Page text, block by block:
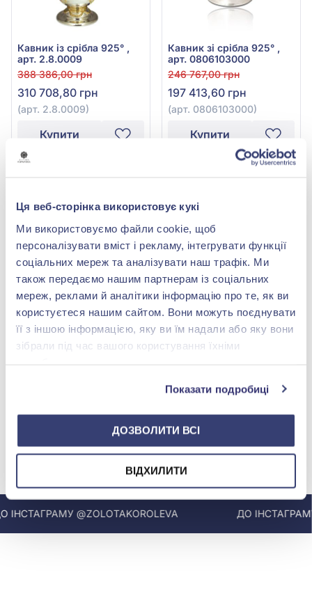
Ця веб-сторінка використовує кукі
Ми використовуємо файли cookie, щоб
персоналізувати вміст і рекламу, інтегрувати функції
соціальних мереж та аналізувати наш трафік. Ми
також передаємо нашим партнерам із соціальних
мереж, реклами й аналітики інформацію про те, як ви
користуєтеся нашим сайтом. Вони можуть поєднувати
її з іншою інформацією, яку ви їм надали або яку вони
зібрали під час вашого користування їхніми
Показати подробиці
ДОЗВОЛИТИ ВСІ
ВІДХИЛИТИ
Кавник із срібла 925° ,
арт. 2.8.0009
388 386,00 грн
310 708,80 грн
(арт. 2.8.0009)
Купити
Кавник зі срібла 925° ,
арт. 0806103000
246 767,00 грн
197 413,60 грн
(арт. 0806103000)
Купити
Чайник із срібла 925° ,
арт. 2.8.0187
242 685,00 грн
194 148,00 грн
МИ У INSTAGRAM
@ZOLOTAKOROLEVA ДО ІНСТАГРАМУ